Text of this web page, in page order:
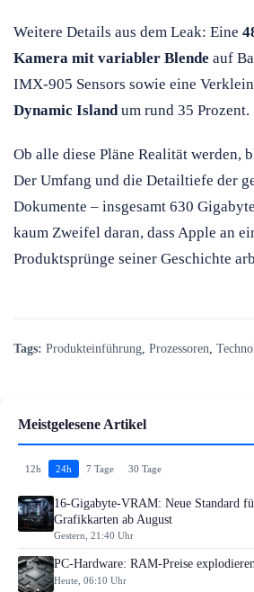
Weitere Details aus dem Leak: Eine
Kamera mit variabler Blende auf
IMX-905 Sensors sowie eine
Dynamic Islandum rund 35 Prozent.
Ob alle diese Pläne Realität werden,
Der Umfang und die Detailtiefe der
Dokumente – insgesamt 630
kaum Zweifel daran, dass Apple an
Produktsprünge seiner Geschichte
Tags: Produkteinführung Prozessoren
Meistgelesene Artikel
12h 24h 7 Tage 30 Tage
16-Gigabyte-VRAM: Neue Standard
Grafikkarten ab August
Gestern, 21:40 Uhr
PC-Hardware: RAM-Preise
Heute, 06:10 Uhr